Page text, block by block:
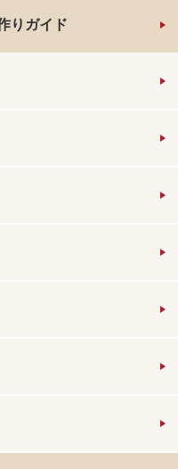
りガイド